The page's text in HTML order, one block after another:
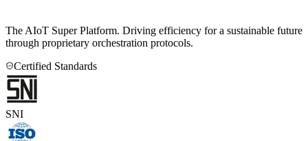
The AIoT Super Platform. Driving efficiency for a sustainable future
through proprietary orchestration protocols.
Certified Standards
SNI